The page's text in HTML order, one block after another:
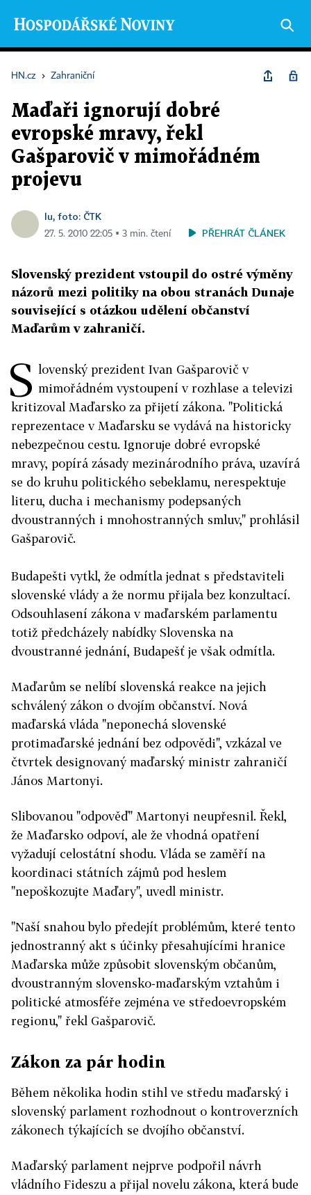
HN.cz › Zahraniční
Maďaři ignorují dobré
evropské mravy, řekl
Gašparovič v mimořádném
projevu
lu, foto: ČTK
27. 5. 2010 22:05 ▪ 3 min. čtení PŘEHRÁT ČLÁNEK
Slovenský prezident vstoupil do ostré výměny
názorů mezi politiky na obou stranách Dunaje
související s otázkou udělení občanství
Maďarům v zahraničí.
S lovenský prezident Ivan Gašparovič v
mimořádném vystoupení v rozhlase a televizi
kritizoval Maďarsko za přijetí zákona. "Politická
reprezentace v Maďarsku se vydává na historicky
nebezpečnou cestu. Ignoruje dobré evropské
mravy, popírá zásady mezinárodního práva, uzavírá
se do kruhu politického sebeklamu, nerespektuje
literu, ducha i mechanismy podepsaných
dvoustranných i mnohostranných smluv," prohlásil
Gašparovič.
Budapešti vytkl, že odmítla jednat s představiteli
slovenské vlády a že normu přijala bez konzultací.
Odsouhlasení zákona v maďarském parlamentu
totiž předcházely nabídky Slovenska na
dvoustranné jednání, Budapešť je však odmítla.
Maďarům se nelíbí slovenská reakce na jejich
schválený zákon o dvojím občanství. Nová
maďarská vláda "neponechá slovenské
protimaďarské jednání bez odpovědi", vzkázal ve
čtvrtek designovaný maďarský ministr zahraničí
János Martonyi.
Slibovanou "odpověď" Martonyi neupřesnil. Řekl,
že Maďarsko odpoví, ale že vhodná opatření
vyžadují celostátní shodu. Vláda se zaměří na
koordinaci státních zájmů pod heslem
"nepoškozujte Maďary", uvedl ministr.
"Naší snahou bylo předejít problémům, které tento
jednostranný akt s účinky přesahujícími hranice
Maďarska může způsobit slovenským občanům,
dvoustranným slovensko-maďarským vztahům i
politické atmosféře zejména ve středoevropském
regionu," řekl Gašparovič.
Zákon za pár hodin
Během několika hodin stihl ve středu maďarský i
slovenský parlament rozhodnout o kontroverzních
zákonech týkajících se dvojího občanství.
Maďarský parlament nejprve podpořil návrh
vládního Fideszu a přijal novelu zákona, která bude